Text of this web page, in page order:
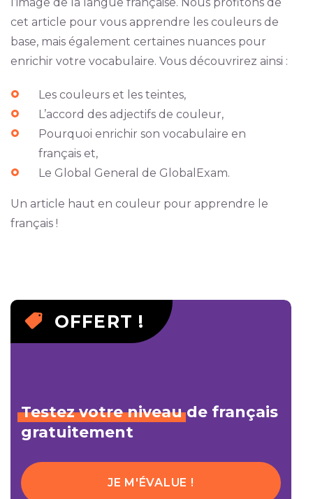
cet article pour vous apprendre les couleurs de
base, mais également certaines nuances pour
enrichir votre vocabulaire. Vous découvrirez ainsi :
Les couleurs et les teintes,
L’accord des adjectifs de couleur,
Pourquoi enrichir son vocabulaire en
français et,
Le Global General de GlobalExam.
Un article haut en couleur pour apprendre le
français !
OFFERT !
Testez votre niveaude français
gratuitement
JE M'ÉVALUE !